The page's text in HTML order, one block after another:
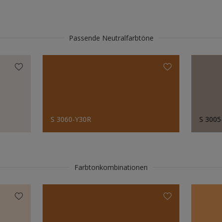
Passende Neutralfarbtöne
S 3060-Y30R S
Farbtonkombinationen